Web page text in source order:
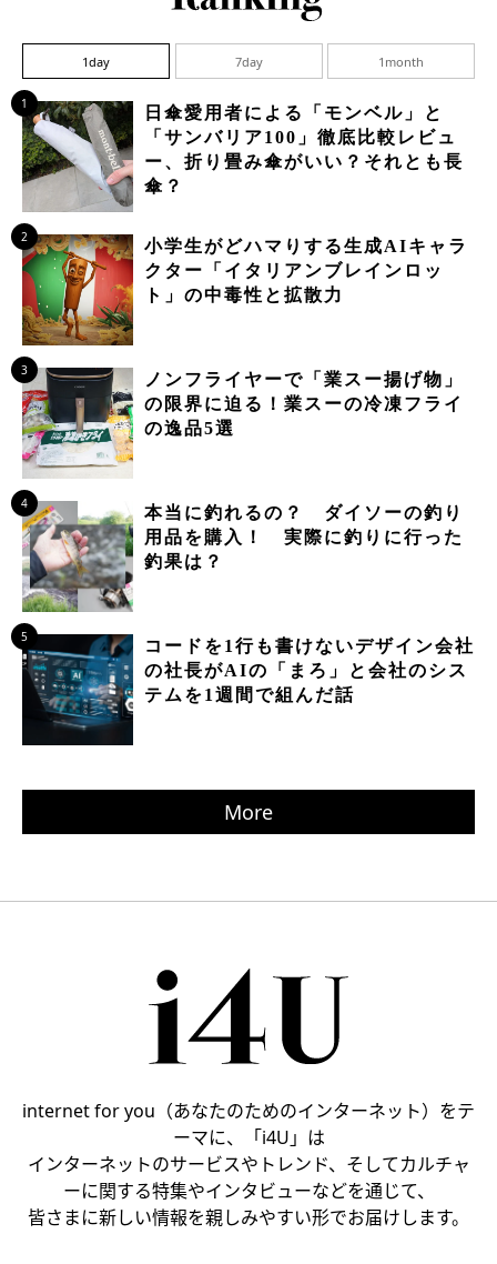
1day 7day 1month
1
日傘愛用者による「モンベル」と
「サンバリア100」徹底比較レビュ
ー、折り畳み傘がいい？それとも長
傘？
2
小学生がどハマりする生成AIキャラ
クター「イタリアンブレインロッ
ト」の中毒性と拡散力
3
ノンフライヤーで「業スー揚げ物」
の限界に迫る！業スーの冷凍フライ
の逸品5選
4
本当に釣れるの？ ダイソーの釣り
用品を購入！ 実際に釣りに行った
釣果は？
5
コードを1行も書けないデザイン会社
の社長がAIの「まろ」と会社のシス
テムを1週間で組んだ話
More
internet for you（あなたのためのインターネット）をテ
ーマに、「i4U」は
インターネットのサービスやトレンド、そしてカルチャ
ーに関する特集やインタビューなどを通じて、
皆さまに新しい情報を親しみやすい形でお届けします。